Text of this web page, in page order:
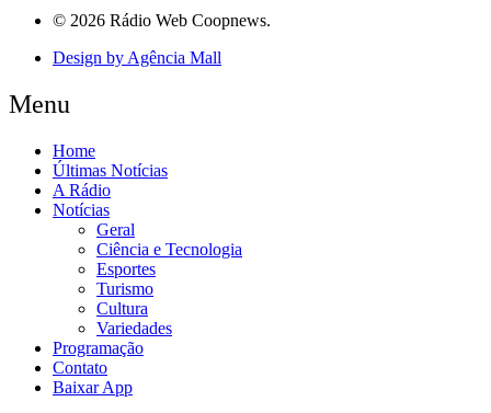
© 2026 Rádio Web Coopnews.
Design by Agência Mall
Menu
Home
Últimas Notícias
A Rádio
Notícias
Geral
Ciência e Tecnologia
Esportes
Turismo
Cultura
Variedades
Programação
Contato
Baixar App